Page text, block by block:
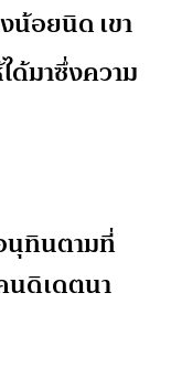
น้อยนิด เขา
ด้มาซึ่งความ
นุทินตามที่
ดิเดตนา